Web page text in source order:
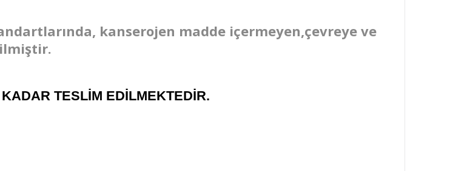
kanserojen madde içermeyen,çevreye ve
TESLİM EDİLMEKTEDİR.